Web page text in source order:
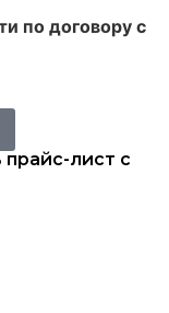
по договору с
прайс-лист с